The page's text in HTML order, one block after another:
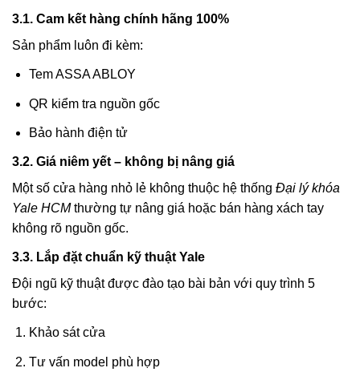
3.1. Cam kết hàng chính hãng 100%
Sản phẩm luôn đi kèm:
Tem ASSA ABLOY
QR kiểm tra nguồn gốc
Bảo hành điện tử
3.2. Giá niêm yết – không bị nâng giá
Một số cửa hàng nhỏ lẻ không thuộc hệ thống Đại lý khóa
Yale HCMthường tự nâng giá hoặc bán hàng xách tay
không rõ nguồn gốc.
3.3. Lắp đặt chuẩn kỹ thuật Yale
Đội ngũ kỹ thuật được đào tạo bài bản với quy trình 5
bước:
Khảo sát cửa
Tư vấn model phù hợp